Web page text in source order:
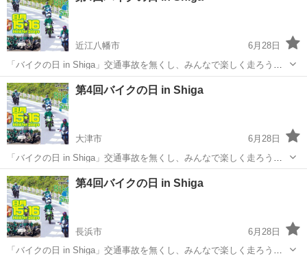
近江八幡市
6月28日
「バイクの日 in Shiga」交通事故を無くし、みんなで楽しく走ろう滋
賀！ 8月15日、16日の2日間、交通事故撲滅を掲げながらライダーたち
がびわ湖を一周しながら道の駅等で交通安全啓発を行います。 道の駅
では素敵なノベ...
滋賀 近江八幡市 その他
第4回バイクの日 in Shiga
大津市
6月28日
「バイクの日 in Shiga」交通事故を無くし、みんなで楽しく走ろう滋
賀！ 8月15日、16日の2日間、交通事故撲滅を掲げながらライダーたち
がびわ湖を一周しながら道の駅等で交通安全啓発を行います。 道の駅
では素敵なノベ...
滋賀 大津市 その他 交通安全
第4回バイクの日 in Shiga
長浜市
6月28日
「バイクの日 in Shiga」交通事故を無くし、みんなで楽しく走ろう滋